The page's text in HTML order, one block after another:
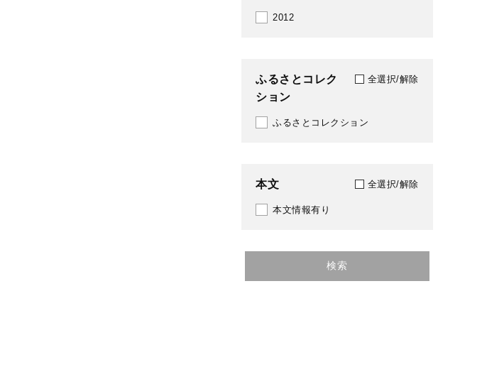
2012
ふるさとコレク
ション
全選択/解除
ふるさとコレクション
本文 全選択/解除
本文情報有り
検索